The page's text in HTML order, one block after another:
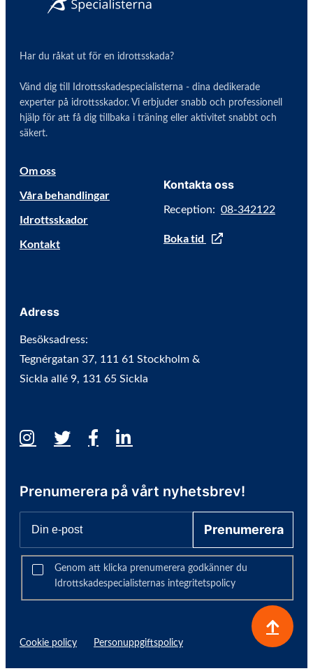
Har du råkat ut för en idrottsskada?
Vänd dig till Idrottsskadespecialisterna - dina dedikerade
experter på idrottsskador. Vi erbjuder snabb och professionell
hjälp för att få dig tillbaka i träning eller aktivitet snabbt och
säkert.
Om oss
Våra behandlingar
Idrottsskador
Kontakt
Kontakta oss
Reception: 08-342122
Boka tid
Adress
Besöksadress:
Tegnérgatan 37, 111 61 Stockholm &
Sickla allé 9, 131 65 Sickla
Prenumerera på vårt nyhetsbrev!
Genom att klicka prenumerera godkänner du
Idrottskadespecialisternas integritetspolicy
Prenumerera
Cookie policy Personuppgiftspolicy